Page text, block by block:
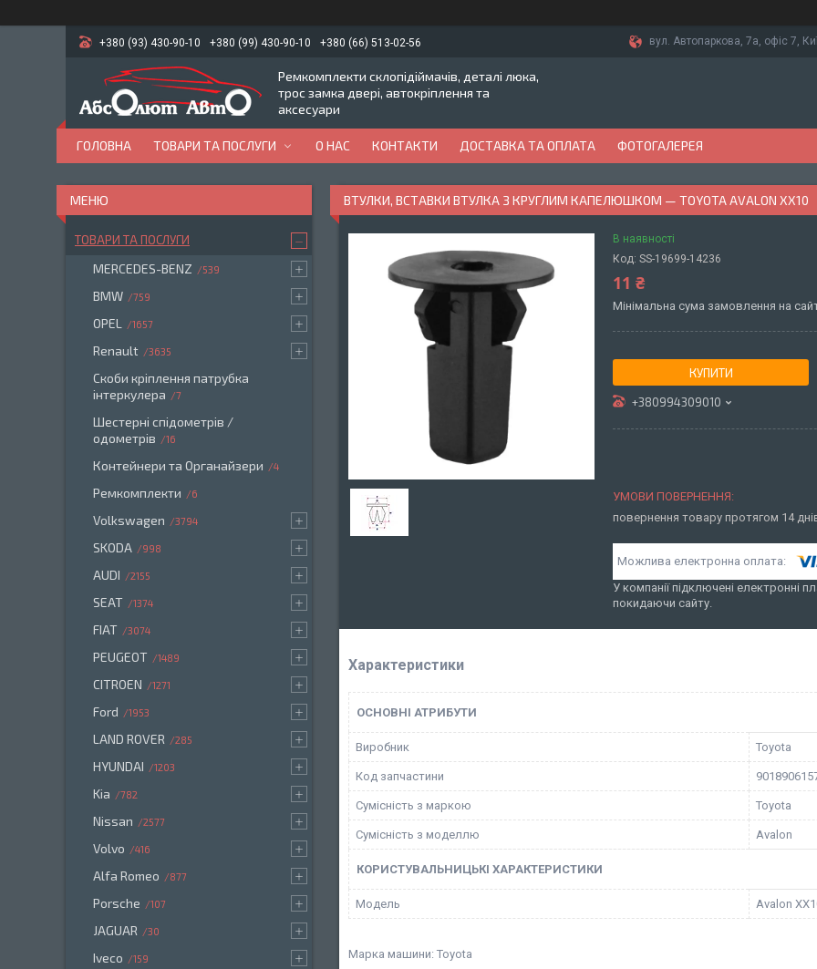
+380 (93) 430-90-10 +380 (99) 430-90-10 +380 (66) 513-02-56 вул. Автопаркова, 7а, офіс 7,
Ремкомплекти склопідіймачів, деталі люка,
трос замка двері, автокріплення та
аксесуари
ГОЛОВНА ТОВАРИ ТА ПОСЛУГИ О НАС КОНТАКТИ ДОСТАВКА ТА ОПЛАТА ФОТОГАЛЕРЕЯ
ВТУЛКИ, ВСТАВКИ ВТУЛКА З КРУГЛИМ КАПЕЛЮШКОМ — TOYOTA AVALON XX10
В наявності
Код: SS-19699-14236
11 ₴
Мінімальна сума замовлення на
КУПИТИ
+380994309010
повернення товару протягом 14
У компанії підключені електронні
покидаючи сайту.
Характеристики
ОСНОВНІ АТРИБУТИ
Виробник Toyota
Код запчастини
Сумісність з маркою Toyota
Сумісність з моделлю Avalon
КОРИСТУВАЛЬНИЦЬКІ ХАРАКТЕРИСТИКИ
Мoдель Avalon
Марка машини: Toyota
ТОВАРИ ТА ПОСЛУГИ
MERCEDES-BENZ 539
BMW 759
OPEL 1657
Renault 3635
Скоби кріплення патрубка
інтеркулера
7
Шестерні спідометрів /
одометрів
16
Контейнери та Органайзери 4
Ремкомплекти 6
Volkswagen 3794
SKODA 998
AUDI 2155
SEAT 1374
FIAT 3074
PEUGEOT 1489
CITROEN 1271
Ford 1953
LAND ROVER 285
HYUNDAI 1203
Kia 782
Nissan 2577
Volvo 416
Alfa Romeo 877
Porsche 107
JAGUAR 30
Iveco 159